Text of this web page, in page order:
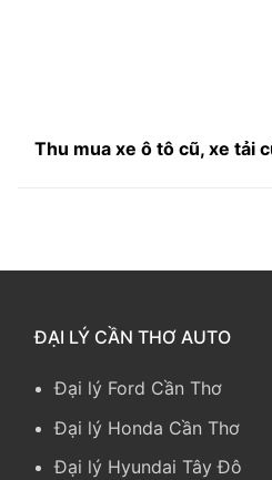
Thu mua xe ô tô cũ, xe tải
ĐẠI LÝ CẦN THƠ AUTO
Đại lý Ford Cần Thơ
Đại lý Honda Cần Thơ
Đại lý Hyundai Tây Đô